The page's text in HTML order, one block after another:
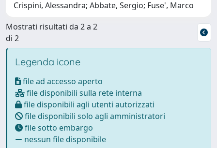
Crispini, Alessandra; Abbate, Sergio; Fuse', Marco
Mostrati risultati da 2 a 2
di 2
Legenda icone
file ad accesso aperto
file disponibili sulla rete interna
file disponibili agli utenti autorizzati
file disponibili solo agli amministratori
file sotto embargo
nessun file disponibile